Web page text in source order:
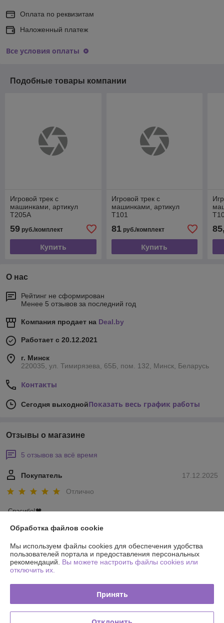
Оплата по реквизитам
Наложенный платеж
Все условия оплаты
Подобные товары компании
Игровой трек с
машинками, артикул
T205A
59 руб./комплект
Купить
Игровой трек с
машинками, артикул
T101
81руб./комплект
Купить
О нас
Рейтинг не сформирован
Менее 5 отзывов за последний год
Компания продает на Deal.by
Работает с 20.12.2021
г. Минск
220035, ул. Тимирязева, 65Б, пом. 132, Минск, Беларусь
Контакты
Сегодня выходнойПоказать весь график работы
Отзывы о магазине
5 отзывов за всё время
17.12.2025
Покупатель
Отлично
Спасибо!🖤
Сделка подтверждена через корзину
12.07.2024
Евгения
Сделка подтверждена через корзину
Обработка файлов cookie
Мы используем файлы cookies для обеспечения удобства
пользователей портала и предоставления персональных
рекомендаций. Вы можете настроить файлы cookies или
отключить их.
Принять